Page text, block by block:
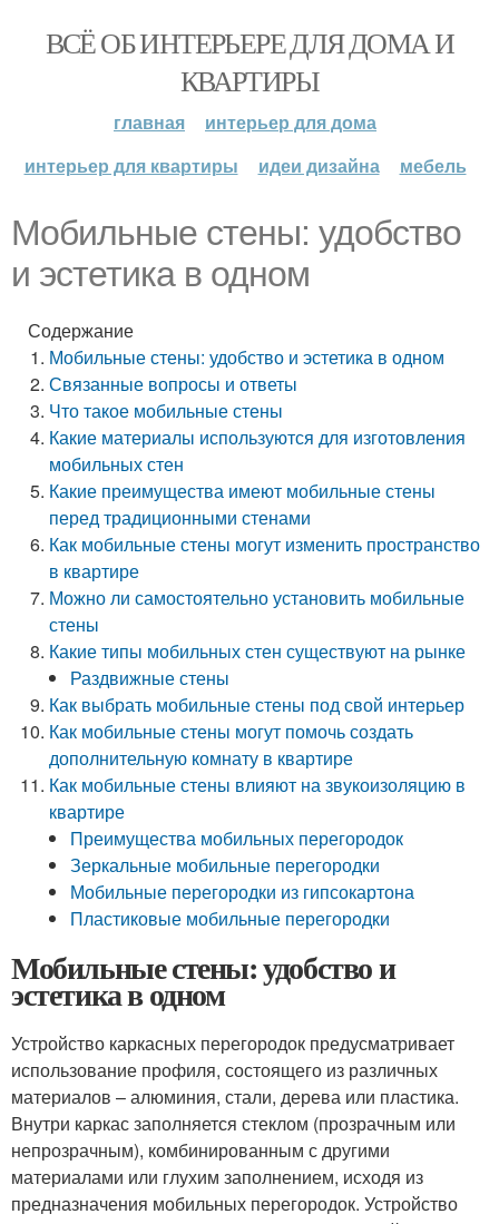
ВСЁ ОБ ИНТЕРЬЕРЕ ДЛЯ ДОМА И
КВАРТИРЫ
главная
интерьер для дома
интерьер для квартиры
идеи дизайна мебель
Мобильные стены: удобство
и эстетика в одном
Содержание
Мобильные стены: удобство и эстетика в одном
Связанные вопросы и ответы
Что такое мобильные стены
Какие материалы используются для изготовления
мобильных стен
Какие преимущества имеют мобильные стены
перед традиционными стенами
Как мобильные стены могут изменить пространство
в квартире
Можно ли самостоятельно установить мобильные
стены
Какие типы мобильных стен существуют на рынке
Раздвижные стены
Как выбрать мобильные стены под свой интерьер
Как мобильные стены могут помочь создать
дополнительную комнату в квартире
Как мобильные стены влияют на звукоизоляцию в
квартире
Преимущества мобильных перегородок
Зеркальные мобильные перегородки
Мобильные перегородки из гипсокартона
Пластиковые мобильные перегородки
Мобильные стены: удобство и
эстетика в одном
Устройство каркасных перегородок предусматривает
использование профиля, состоящего из различных
материалов – алюминия, стали, дерева или пластика.
Внутри каркас заполняется стеклом (прозрачным или
непрозрачным), комбинированным с другими
материалами или глухим заполнением, исходя из
предназначения мобильных перегородок. Устройство